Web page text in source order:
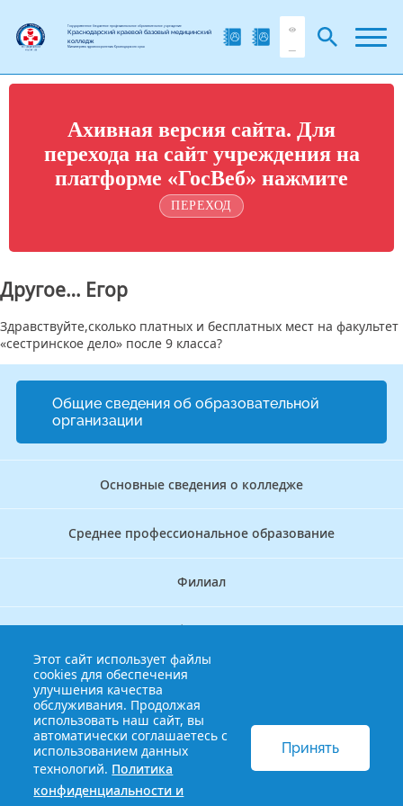
Государственное бюджетное профессиональное образовательное учреждение
Краснодарский краевой базовый медицинский
колледж
Министерства здравоохранения Краснодарского края
Ахивная версия сайта. Для
перехода на сайт учреждения на
платформе «ГосВеб» нажмите
ПЕРЕХОД
Другое… Егор
Здравствуйте,сколько платных и бесплатных мест на факультет
«сестринское дело» после 9 класса?
Общие сведения об образовательной
организации
Основные сведения о колледже
Среднее профессиональное образование
Филиал
Дополнительное профессиональное образование
Аккредитационно — симуляционный центр
Бережливый колледж
© 2013-2021 Краснодарский краевой базовый медицинский
Политика конфиденциальности и обработки
Этот сайт использует файлы
cookies для обеспечения
улучшения качества
обслуживания. Продолжая
использовать наш сайт, вы
автоматически соглашаетесь с
использованием данных
технологий. Политика
конфиденциальности и
Принять